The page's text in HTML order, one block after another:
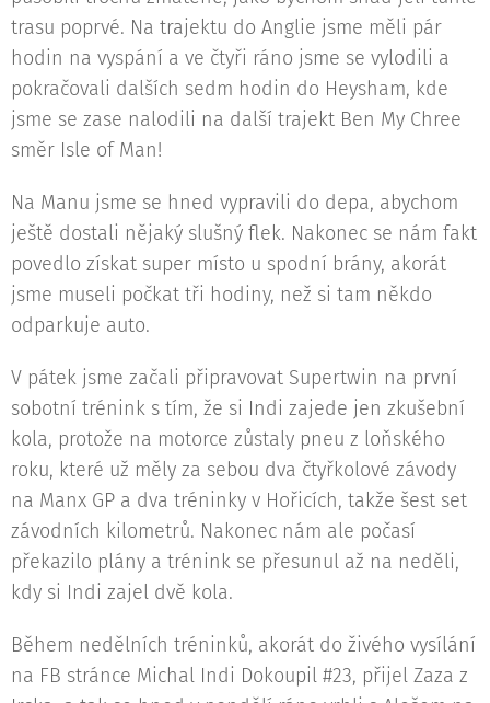
trasu poprvé. Na trajektu do Anglie jsme měli pár
hodin na vyspání a ve čtyři ráno jsme se vylodili a
pokračovali dalších sedm hodin do Heysham, kde
jsme se zase nalodili na další trajekt Ben My Chree
směr Isle of Man!
Na Manu jsme se hned vypravili do depa, abychom
ještě dostali nějaký slušný flek. Nakonec se nám fakt
povedlo získat super místo u spodní brány, akorát
jsme museli počkat tři hodiny, než si tam někdo
odparkuje auto.
V pátek jsme začali připravovat Supertwin na první
sobotní trénink s tím, že si Indi zajede jen zkušební
kola, protože na motorce zůstaly pneu z loňského
roku, které už měly za sebou dva čtyřkolové závody
na Manx GP a dva tréninky v Hořicích, takže šest set
závodních kilometrů. Nakonec nám ale počasí
překazilo plány a trénink se přesunul až na neděli,
kdy si Indi zajel dvě kola.
Během nedělních tréninků, akorát do živého vysílání
na FB stránce Michal Indi Dokoupil #23, přijel Zaza z